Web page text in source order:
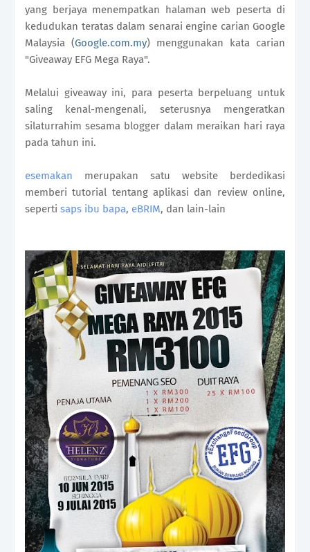
yang berjaya menempatkan halaman web peserta di
kedudukan teratas dalam senarai engine carian Google
Malaysia (Google.com.my) menggunakan kata carian
"Giveaway EFG Mega Raya".
Melalui giveaway ini, para peserta berpeluang untuk
saling kenal-mengenali, seterusnya mengeratkan
silaturrahim sesama blogger dalam meraikan hari raya
pada tahun ini.
esemakan merupakan satu website berdedikasi
memberi tutorial tentang aplikasi dan review online,
seperti saps ibu bapa, eBRIM, dan lain-lain